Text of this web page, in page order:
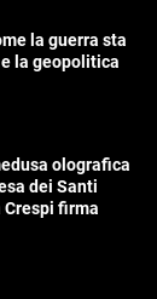
la guerra sta
la geopolitica
olografica
dei Santi
Crespi firma